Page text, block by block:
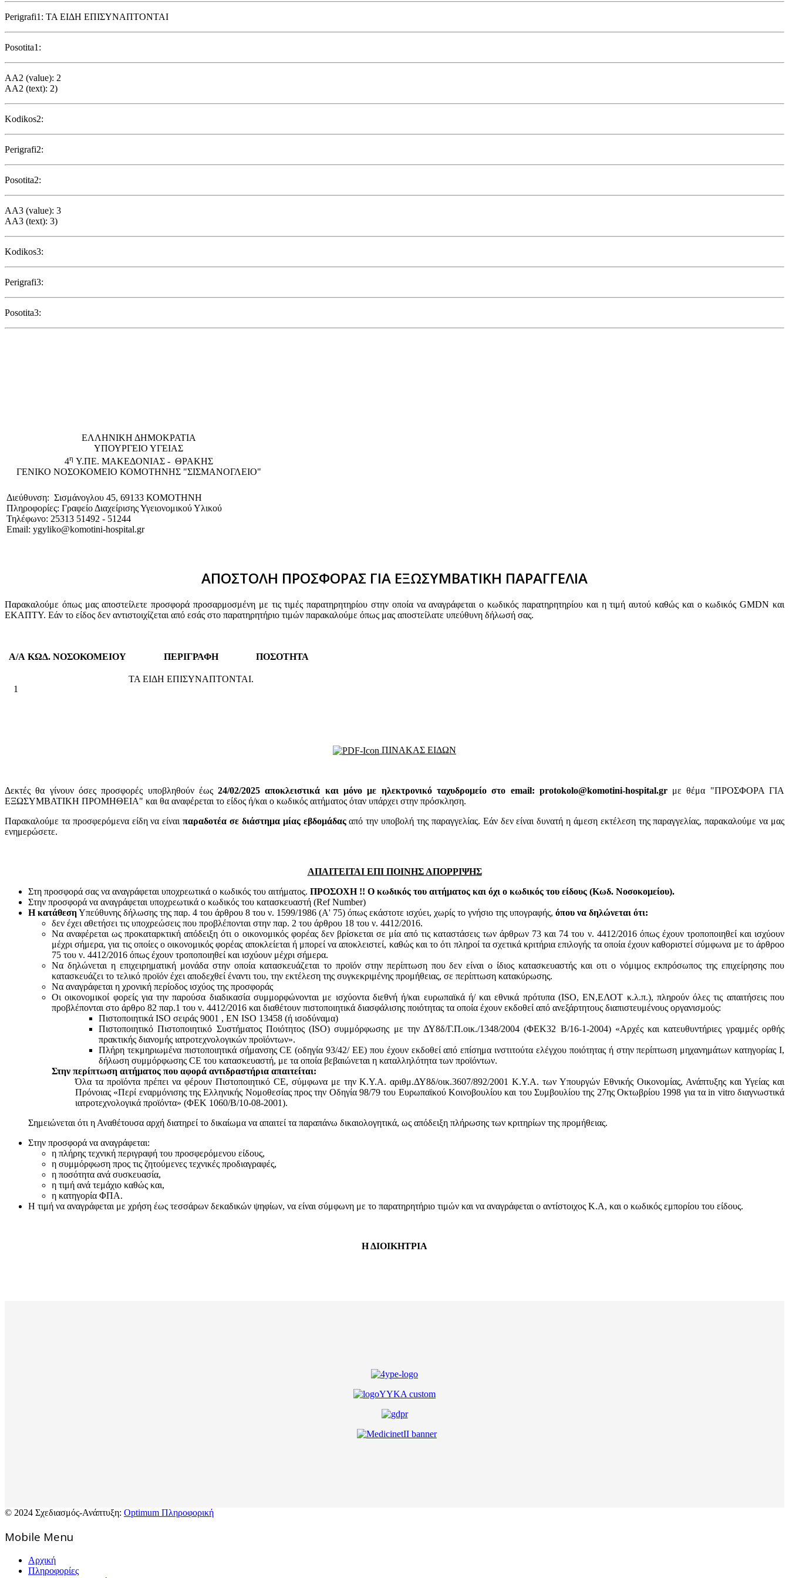
Perigrafi1: ΤΑ ΕΙΔΗ ΕΠΙΣΥΝΑΠΤΟΝΤΑΙ
Posotita1:
AA2 (value): 2
AA2 (text): 2)
Kodikos2:
Perigrafi2:
Posotita2:
AA3 (value): 3
AA3 (text): 3)
Kodikos3:
Perigrafi3:
Posotita3:
EΛΛΗΝΙΚΗ ΔΗΜΟΚΡΑΤΙΑ
ΥΠΟΥΡΓΕΙΟ ΥΓΕΙΑΣ
4η Υ.ΠΕ. ΜΑΚΕΔΟΝΙΑΣ - ΘΡΑΚΗΣ
ΓΕΝΙΚΟ NΟΣΟΚΟΜΕΙΟ ΚΟΜΟΤΗΝΗΣ "ΣΙΣΜΑΝΟΓΛΕΙΟ"
Διεύθυνση: Σισμάνογλου 45, 69133 ΚΟΜΟΤΗΝΗ
Πληροφορίες: Γραφείο Διαχείρισης Υγειονομικού Υλικού
Τηλέφωνο: 25313 51492 - 51244
Email: ygyliko@komotini-hospital.gr
ΑΠΟΣΤΟΛΗ ΠΡΟΣΦΟΡΑΣ ΓΙΑ ΕΞΩΣΥΜΒΑΤΙΚΗ ΠΑΡΑΓΓΕΛΙΑ
Παρακαλούμε όπως μας αποστείλετε προσφορά προσαρμοσμένη με τις τιμές παρατηρητηρίου στην οποία να αναγράφεται ο κωδικός παρατηρητηρίου και η τιμή αυτού καθώς και ο κωδικός GMDN και
ΕΚΑΠΤΥ. Εάν το είδος δεν αντιστοιχίζεται από εσάς στο παρατηρητήριο τιμών παρακαλούμε όπως μας αποστείλατε υπεύθυνη δήλωσή σας.
Α/Α ΚΩΔ. ΝΟΣΟΚΟΜΕΙΟΥ ΠΕΡΙΓΡΑΦΗ ΠΟΣΟΤΗΤΑ
1
ΤΑ ΕΙΔΗ ΕΠΙΣΥΝΑΠΤΟΝΤΑΙ.
ΠΙΝΑΚΑΣ ΕΙΔΩΝ
Δεκτές θα γίνουν όσες προσφορές υποβληθούν έως24/02/2025 αποκλειστικά και μόνο με ηλεκτρονικό ταχυδρομείο στο email: protokolo@komotini-hospital.grμε θέμα "ΠΡΟΣΦΟΡΑ ΓΙΑ
ΕΞΩΣΥΜΒΑΤΙΚΗ ΠΡΟΜΗΘΕΙΑ" και θα αναφέρεται το είδος ή/και ο κωδικός αιτήματος όταν υπάρχει στην πρόσκληση.
Παρακαλούμε τα προσφερόμενα είδη να είναιπαραδοτέα σε διάστημα μίας εβδομάδαςαπό την υποβολή της παραγγελίας. Εάν δεν είναι δυνατή η άμεση εκτέλεση της παραγγελίας, παρακαλούμε να μας
ενημερώσετε.
ΑΠΑΙΤΕΙΤΑΙ ΕΠΙ ΠΟΙΝΗΣ ΑΠΟΡΡΙΨΗΣ
Στη προσφορά σας να αναγράφεται υποχρεωτικά ο κωδικός του αιτήματος. ΠΡΟΣΟΧΗ !! Ο κωδικός του αιτήματος και όχι ο κωδικός του είδους (Κωδ. Νοσοκομείου).
Στην προσφορά να αναγράφεται υποχρεωτικά ο κωδικός του κατασκευαστή (Ref Number)
Η κατάθεσηΥπεύθυνης δήλωσης της παρ. 4 του άρθρου 8 του ν. 1599/1986 (Α' 75) όπως εκάστοτε ισχύει, χωρίς το γνήσιο της υπογραφής, όπου να δηλώνεται ότι:
δεν έχει αθετήσει τις υποχρεώσεις που προβλέπονται στην παρ. 2 του άρθρου 18 του ν. 4412/2016.
Να αναφέρεται ως προκαταρκτική απόδειξη ότι ο οικονομικός φορέας δεν βρίσκεται σε μία από τις καταστάσεις των άρθρων 73 και 74 του ν. 4412/2016 όπως έχουν τροποποιηθεί και ισχύουν
μέχρι σήμερα, για τις οποίες ο οικονομικός φορέας αποκλείεται ή μπορεί να αποκλειστεί, καθώς και το ότι πληροί τα σχετικά κριτήρια επιλογής τα οποία έχουν καθοριστεί σύμφωνα με τo άρθροo
75 του ν. 4412/2016 όπως έχουν τροποποιηθεί και ισχύουν μέχρι σήμερα.
Να δηλώνεται η επιχειρηματική μονάδα στην οποία κατασκευάζεται το προϊόν στην περίπτωση που δεν είναι ο ίδιος κατασκευαστής και oτι ο νόμιμος εκπρόσωπος της επιχείρησης που
κατασκευάζει το τελικό προϊόν έχει αποδεχθεί έναντι του, την εκτέλεση της συγκεκριμένης προμήθειας, σε περίπτωση κατακύρωσης.
Να αναγράφεται η χρονική περίοδος ισχύος της προσφοράς
Οι οικονομικοί φορείς για την παρούσα διαδικασία συμμορφώνονται με ισχύοντα διεθνή ή/και ευρωπαϊκά ή/ και εθνικά πρότυπα (ISO, ΕΝ,ΕΛΟΤ κ.λ.π.), πληρούν όλες τις απαιτήσεις που
προβλέπονται στο άρθρο 82 παρ.1 του ν. 4412/2016 και διαθέτουν πιστοποιητικά διασφάλισης ποιότητας τα οποία έχουν εκδοθεί από ανεξάρτητους διαπιστευμένους οργανισμούς:
Πιστοποιητικά ISO σειράς 9001 , ΕΝ ISO 13458 (ή ισοδύναμα)
Πιστοποιητικό Πιστοποιητικό Συστήματος Ποιότητος (ISO) συμμόρφωσης με την ΔΥ8δ/Γ.Π.οικ./1348/2004 (ΦΕΚ32 Β/16-1-2004) «Αρχές και κατευθυντήριες γραμμές ορθής
πρακτικής διανομής ιατροτεχνολογικών προϊόντων».
Πλήρη τεκμηριωμένα πιστοποιητικά σήμανσης CE (οδηγία 93/42/ ΕΕ) που έχουν εκδοθεί από επίσημα ινστιτούτα ελέγχου ποιότητας ή στην περίπτωση μηχανημάτων κατηγορίας Ι,
δήλωση συμμόρφωσης CE του κατασκευαστή, με τα οποία βεβαιώνεται η καταλληλότητα των προϊόντων.
Στην περίπτωση αιτήματος που αφορά αντιδραστήρια απαιτείται:
Όλα τα προϊόντα πρέπει να φέρουν Πιστοποιητικό CE, σύμφωνα με την Κ.Υ.Α. αριθμ.ΔΥ8δ/οικ.3607/892/2001 Κ.Υ.Α. των Υπουργών Εθνικής Οικονομίας, Ανάπτυξης και Υγείας και
Πρόνοιας «Περί εναρμόνισης της Ελληνικής Νομοθεσίας προς την Οδηγία 98/79 του Ευρωπαϊκού Κοινοβουλίου και του Συμβουλίου της 27ης Οκτωβρίου 1998 για τα in vitro διαγνωστικά
ιατροτεχνολογικά προϊόντα» (ΦΕΚ 1060/Β/10-08-2001).
Σημειώνεται ότι η Αναθέτουσα αρχή διατηρεί το δικαίωμα να απαιτεί τα παραπάνω δικαιολογητικά, ως απόδειξη πλήρωσης των κριτηρίων της προμήθειας.
Στην προσφορά να αναγράφεται:
η πλήρης τεχνική περιγραφή του προσφερόμενου είδους,
η συμμόρφωση προς τις ζητούμενες τεχνικές προδιαγραφές,
η ποσότητα ανά συσκευασία,
η τιμή ανά τεμάχιο καθώς και,
η κατηγορία ΦΠΑ.
Η τιμή να αναγράφεται με χρήση έως τεσσάρων δεκαδικών ψηφίων, να είναι σύμφωνη με το παρατηρητήριο τιμών και να αναγράφεται ο αντίστοιχος Κ.Α, και ο κωδικός εμπορίου του είδους.
Η ΔΙΟΙΚΗΤΡΙΑ
© 2024 Σχεδιασμός-Ανάπτυξη: Optimum Πληροφορική
Mοbile Menu
Αρχική
Πληροφορίες